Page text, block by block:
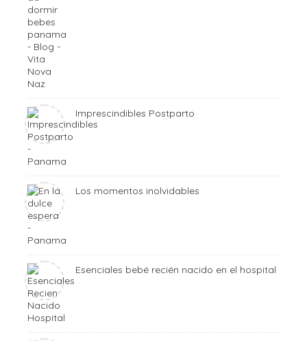
Imprescindibles Postparto
Los momentos inolvidables
Esenciales bebé recién nacido en el hospital